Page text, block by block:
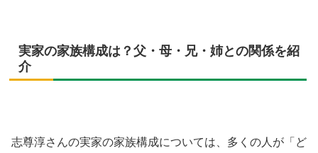
実家の家族構成は？父・母・兄・姉との関係を紹
介
志尊淳さんの実家の家族構成については、多くの人が「ど